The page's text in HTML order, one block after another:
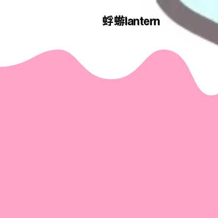
​蜉蝣lantern